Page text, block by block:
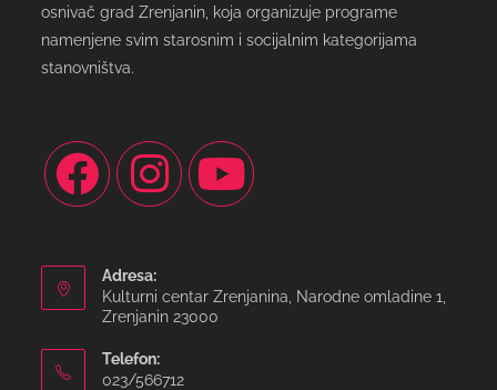
osnivač grad Zrenjanin, koja organizuje programe
namenjene svim starosnim i socijalnim kategorijama
stanovništva.
Adresa:
Kulturni centar Zrenjanina, Narodne omladine 1,
Zrenjanin 23000
Telefon:
023/566712